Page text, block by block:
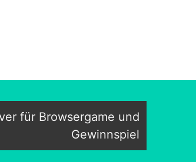
für Browsergame und
Gewinnspiel